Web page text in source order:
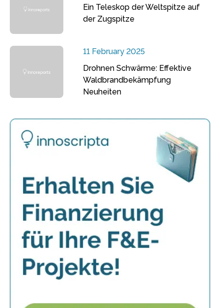
Ein Teleskop der Weltspitze auf
der Zugspitze
11 February 2025
Drohnen Schwärme: Effektive
Waldbrandbekämpfung
Neuheiten